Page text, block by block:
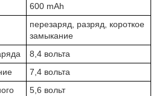
600 mAh
перезаряд, разряд, короткое
замыкание
8,4 вольта
7,4 вольта
5,6 вольт